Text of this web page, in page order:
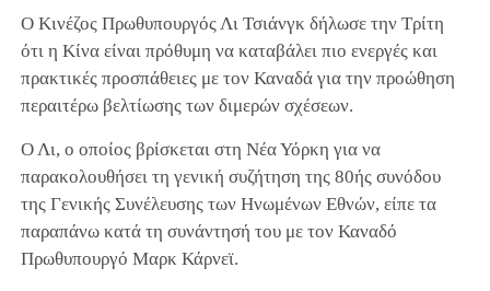
Ο Κινέζος Πρωθυπουργός Λι Τσιάνγκ δήλωσε την Τρίτη
ότι η Κίνα είναι πρόθυμη να καταβάλει πιο ενεργές και
πρακτικές προσπάθειες με τον Καναδά για την προώθηση
περαιτέρω βελτίωσης των διμερών σχέσεων.
Ο Λι, ο οποίος βρίσκεται στη Νέα Υόρκη για να
παρακολουθήσει τη γενική συζήτηση της 80ής συνόδου
της Γενικής Συνέλευσης των Ηνωμένων Εθνών, είπε τα
παραπάνω κατά τη συνάντησή του με τον Καναδό
Πρωθυπουργό Μαρκ Κάρνεϊ.